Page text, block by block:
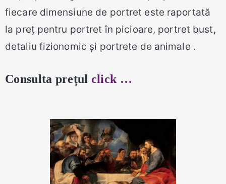
fiecare dimensiune de portret este raportată
la preț pentru portret în picioare, portret bust,
detaliu fizionomic și portrete de animale .
Consulta prețul click …